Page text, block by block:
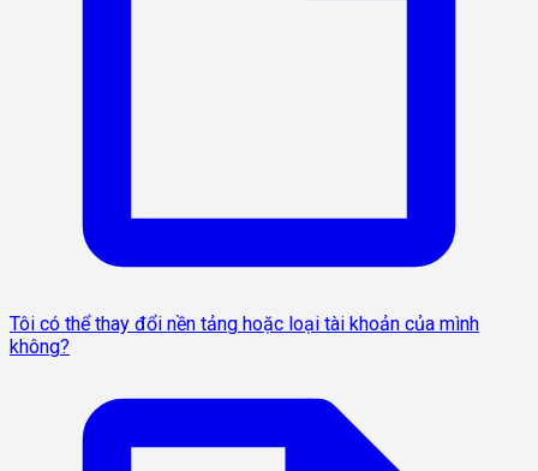
Tôi có thể thay đổi nền tảng hoặc loại tài khoản của mình
không?